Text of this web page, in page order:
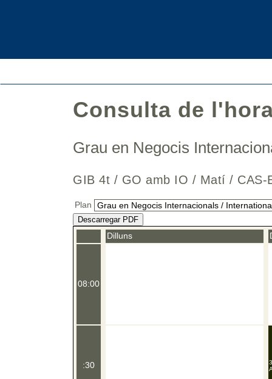
Consulta de
Grau en Negocis
GIB 4t / GO amb IO / Matí /
Plan
Descarregar PDF
08:00
:30
Dilluns